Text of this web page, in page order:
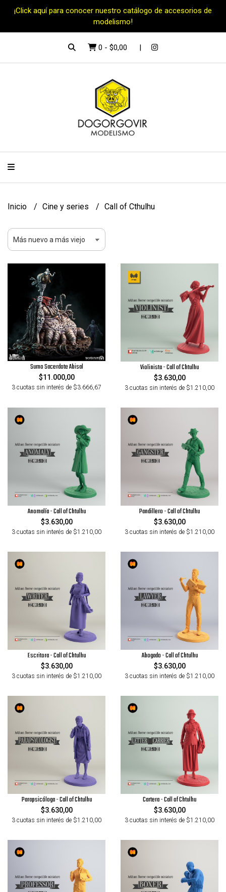
¡Click aquí para conocer nuestro catálogo de accesorios de
modelismo!
0 - $0,00
Inicio Cine y series Call of Cthulhu
Sumo Sacerdote Abisal
$11.000,00
3 cuotas sin interés de $3.666,67
Violinista - Call of Chtulhu
$3.630,00
3 cuotas sin interés de $1.210,00
Anomalía - Call of Chtulhu
$3.630,00
3 cuotas sin interés de $1.210,00
Pandillero - Call of Chtulhu
$3.630,00
3 cuotas sin interés de $1.210,00
Escritora - Call of Chtulhu
$3.630,00
3 cuotas sin interés de $1.210,00
Abogado - Call of Chtulhu
$3.630,00
3 cuotas sin interés de $1.210,00
Parapsicóloga - Call of Chtulhu
$3.630,00
3 cuotas sin interés de $1.210,00
Cartera - Call of Chtulhu
$3.630,00
3 cuotas sin interés de $1.210,00